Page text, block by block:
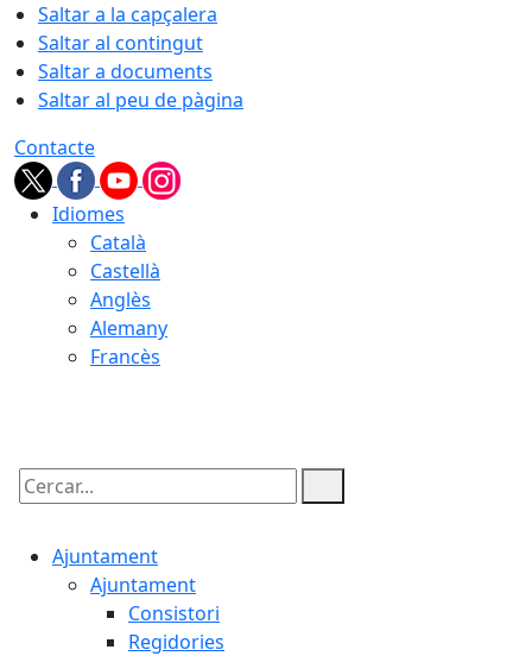
Saltar a la capçalera
Saltar al contingut
Saltar a documents
Saltar al peu de pàgina
Contacte
Idiomes
Català
Castellà
Anglès
Alemany
Francès
Cercar:
Ajuntament
Ajuntament
Consistori
Regidories